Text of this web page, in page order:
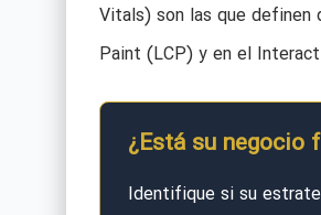
Vitals) son las que definen
Paint (LCP) y en el
¿Está su negocio
Identifique si su